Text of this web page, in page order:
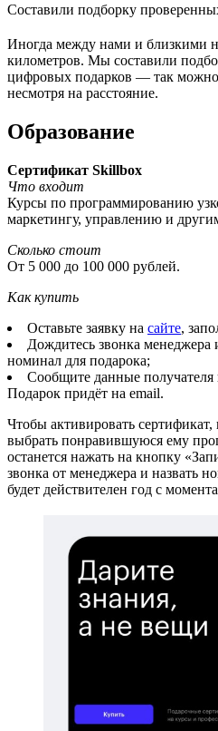
Составили подборку
Иногда между нами и близкими
километров. Мы составили
цифровых подарков — так можно
несмотря на расстояние.
Образование
Сертификат Skillbox
Что входит
Курсы по программированию
маркетингу, управлению и
Сколько стоит
От 5 000 до 100 000 рублей.
Как купить
Оставьте заявку на сайте,
Дождитесь звонка менеджера
номинал для подарока;
Сообщите данные получателя
Подарок придёт на email.
Чтобы активировать
выбрать понравившуюся ему
останется нажать на кнопку
звонка от менеджера и назвать
будет действителен год с